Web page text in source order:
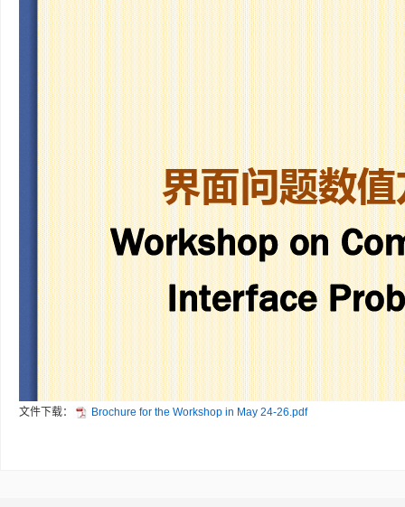
文件下载： Brochure for the Workshop in May 24-26.pdf